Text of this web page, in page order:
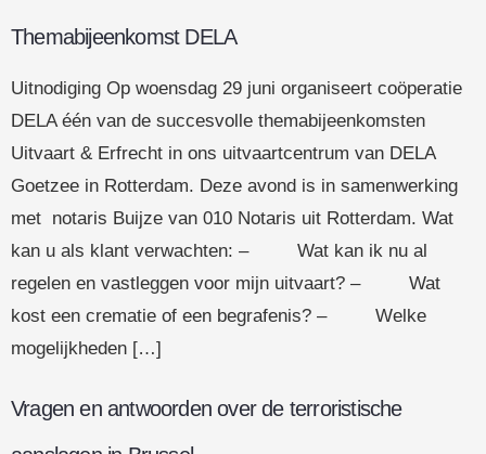
Themabijeenkomst DELA
Uitnodiging Op woensdag 29 juni organiseert coöperatie
DELA één van de succesvolle themabijeenkomsten
Uitvaart & Erfrecht in ons uitvaartcentrum van DELA
Goetzee in Rotterdam. Deze avond is in samenwerking
met notaris Buijze van 010 Notaris uit Rotterdam. Wat
kan u als klant verwachten: – Wat kan ik nu al
regelen en vastleggen voor mijn uitvaart? – Wat
kost een crematie of een begrafenis? – Welke
mogelijkheden […]
Vragen en antwoorden over de terroristische